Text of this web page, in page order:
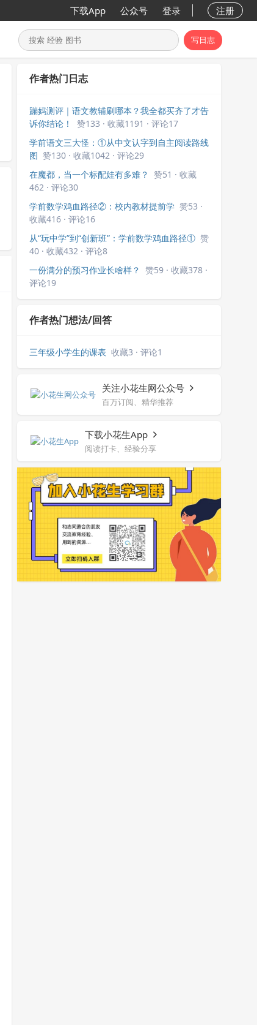
下载App 公众号 登录 注册
写日志
作者热门日志
蹦妈测评｜语文教辅刷哪本？我全都买齐了才告
诉你结论！
赞133 · 收藏1191 · 评论17
学前语文三大怪：①从中文认字到自主阅读路线
图 赞130 · 收藏1042 · 评论29
在魔都，当一个标配娃有多难？ 赞51 · 收藏
462 · 评论30
学前数学鸡血路径②：校内教材提前学 赞53 ·
收藏416 · 评论16
从“玩中学”到“创新班”：学前数学鸡血路径① 赞
40 · 收藏432 · 评论8
一份满分的预习作业长啥样？ 赞59 · 收藏378 ·
评论19
作者热门想法/回答
三年级小学生的课表 收藏3 · 评论1
关注小花生网公众号
百万订阅、精华推荐
下载小花生App
阅读打卡、经验分享